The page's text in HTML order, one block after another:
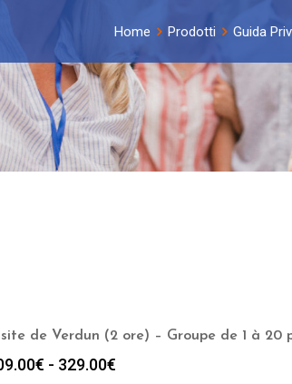
Home Prodotti Guida
de Verdun (2 ore) – Groupe de 1 à 20
€ - 329.00€